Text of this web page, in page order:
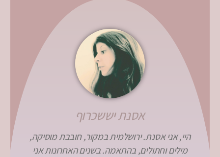
אסנת יששכרוף
היי, אני אסנת. ירושלמית במקור, חובבת מוסיקה,
מילים וחתולים, בהתאמה. בשנים האחרונות אני